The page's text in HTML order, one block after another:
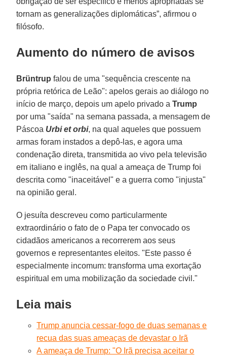
tornam as generalizações diplomáticas”, afirmou o
filósofo.
Aumento do número de avisos
Brüntrup falou de uma "sequência crescente na
própria retórica de Leão": apelos gerais ao diálogo no
início de março, depois um apelo privado aTrump
por uma "saída" na semana passada, a mensagem de
Páscoa Urbi et orbi, na qual aqueles que possuem
armas foram instados a depô-las, e agora uma
condenação direta, transmitida ao vivo pela televisão
em italiano e inglês, na qual a ameaça de Trump foi
descrita como "inaceitável" e a guerra como "injusta"
na opinião geral.
O jesuíta descreveu como particularmente
extraordinário o fato de o Papa ter convocado os
cidadãos americanos a recorrerem aos seus
governos e representantes eleitos. "Este passo é
especialmente incomum: transforma uma exortação
espiritual em uma mobilização da sociedade civil."
Leia mais
Trump anuncia cessar-fogo de duas semanas e
recua das suas ameaças de devastar o Irã
A ameaça de Trump: "O Irã precisa aceitar o